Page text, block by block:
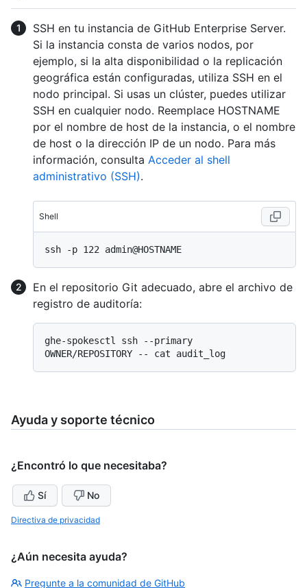
SSH en tu instancia de GitHub Enterprise Server.
Si la instancia consta de varios nodos, por
ejemplo, si la alta disponibilidad o la replicación
geográfica están configuradas, utiliza SSH en el
nodo principal. Si usas un clúster, puedes utilizar
SSH en cualquier nodo. Reemplace HOSTNAME
por el nombre de host de la instancia, o el nombre
de host o la dirección IP de un nodo. Para más
información, consulta Acceder al shell
administrativo (SSH).
Shell
En el repositorio Git adecuado, abre el archivo de
registro de auditoría:
ghe-spokesctl ssh --primary
Ayuda y soporte técnico
¿Encontró lo que necesitaba?
Sí No
Directiva de privacidad
¿Aún necesita ayuda?
Pregunte a la comunidad de GitHub